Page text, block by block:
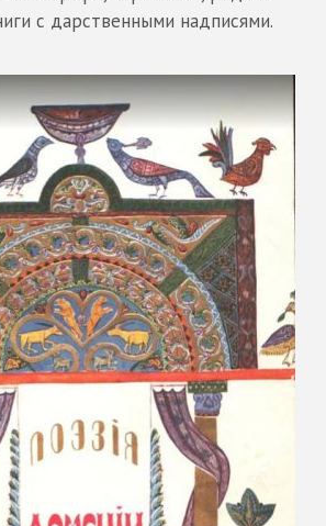
с дарственными надписями.